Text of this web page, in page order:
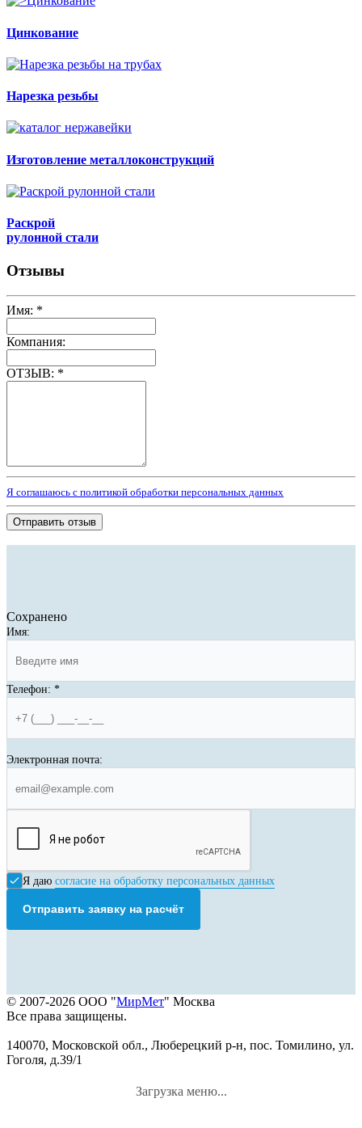
Цинкование
Нарезка резьбы
Изготовление металлоконструкций
Раскрой
рулонной стали
Отзывы
Имя: *
Компания:
ОТЗЫВ: *
Я соглашаюсь с политикой обработки персональных данных
Отправить отзыв
Сохранено
Имя:
Телефон: *
Электронная почта:
Я даю согласие на обработку персональных данных
Отправить заявку на расчёт
© 2007-2026 ООО "МирМет" Москва
Все права защищены.
140070, Московской обл., Люберецкий р-н, пос. Томилино, ул.
Гоголя, д.39/1
Загрузка меню...